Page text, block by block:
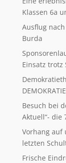
Klassen 6a
Ausflug
Burda
Einsatz trotz
Besuch bei
Aktuell“-
Vorhang auf
letzten
Frische